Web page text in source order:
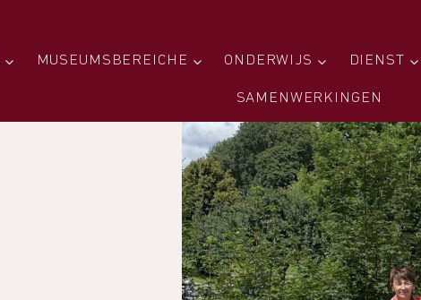
MUSEUMSBEREICHE ONDERWIJS DIENST
SAMENWERKINGEN